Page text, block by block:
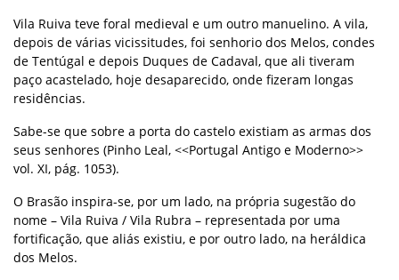
Vila Ruiva teve foral medieval e um outro manuelino. A vila,
depois de várias vicissitudes, foi senhorio dos Melos, condes
de Tentúgal e depois Duques de Cadaval, que ali tiveram
paço acastelado, hoje desaparecido, onde fizeram longas
residências.
Sabe-se que sobre a porta do castelo existiam as armas dos
seus senhores (Pinho Leal, <<Portugal Antigo e Moderno>>
vol. XI, pág. 1053).
O Brasão inspira-se, por um lado, na própria sugestão do
nome – Vila Ruiva / Vila Rubra – representada por uma
fortificação, que aliás existiu, e por outro lado, na heráldica
dos Melos.